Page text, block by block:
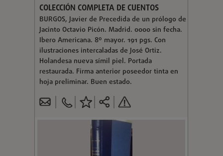
COLECCIÓN COMPLETA DE CUENTOS
BURGOS, Javier de Precedida de un prólogo de
Jacinto Octavio Picón. Madrid. 0000 sin fecha.
Ibero Americana. 8º mayor. 191 pgs. Con
ilustraciones intercaladas de José Ortiz.
Holandesa nueva símil piel. Portada
restaurada. Firma anterior poseedor tinta en
hoja preliminar. Buen estado.